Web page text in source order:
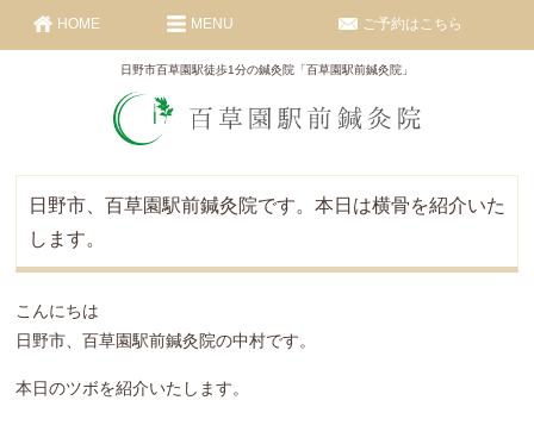
日野市百草園駅徒歩1分の鍼灸院「百草園駅前鍼灸院」
HOME ご予約はこちら
MENU
日野市、百草園駅前鍼灸院です。本日は横骨を紹介いた
します。
こんにちは
日野市、百草園駅前鍼灸院の中村です。
本日のツボを紹介いたします。